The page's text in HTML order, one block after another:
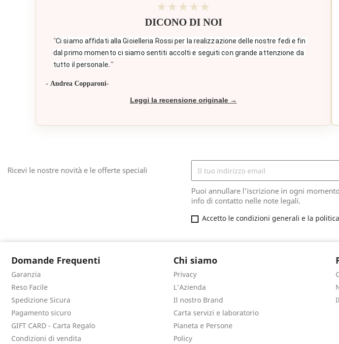
★★★★★
DICONO DI NOI
"Ci siamo affidati alla Gioielleria Rossi per la realizzazione delle nostre fedi e fin
dal primo momento ci siamo sentiti accolti e seguiti con grande attenzione da
tutto il personale."
- Andrea Copparoni-
Leggi la recensione originale →
Ricevi le nostre novità e le offerte speciali
Puoi annullare l'iscrizione in ogni
info di contatto nelle note legali.
Accetto le condizioni generali e la
Domande Frequenti
Garanzia
Reso Facile
Spedizione Sicura
Pagamento sicuro
GIFT CARD - Carta Regalo
Condizioni di vendita
Chi siamo
Privacy
L'Azienda
Il nostro Brand
Carta servizi e laboratorio
Pianeta e Persone
Policy